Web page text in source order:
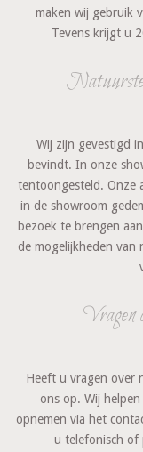
maken wij gebruik
Tevens krijgt u
​Wij zijn gevestigd
bevindt. In onze
tentoongesteld. Onze
in de showroom
bezoek te brengen
de mogelijkheden van
Vragen
Heeft u vragen over
ons op. Wij
opnemen via het
u telefonisch of